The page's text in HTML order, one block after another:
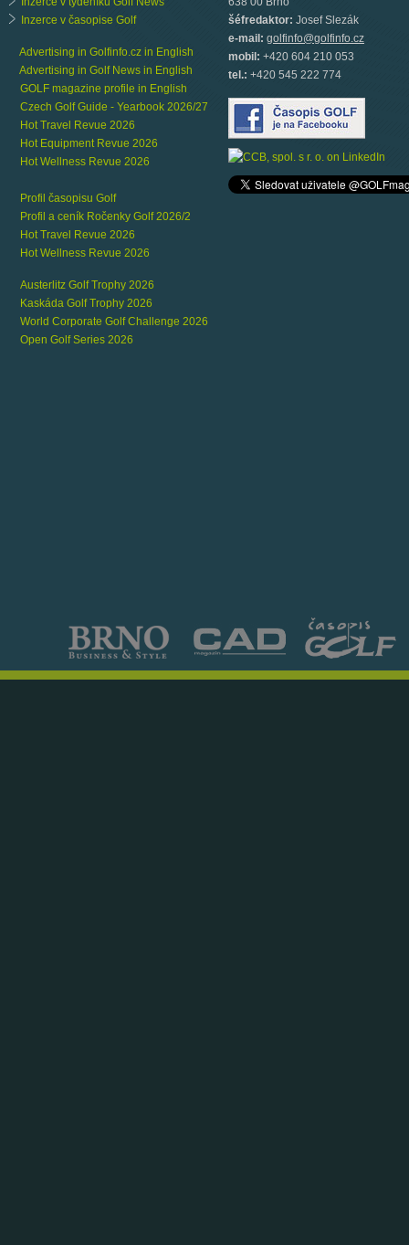
Inzerce v časopise Golf
Advertising in Golfinfo.cz in English
Advertising in Golf News in English
GOLF magazine profile in English
Czech Golf Guide - Yearbook 2026/27
Hot Travel Revue 2026
Hot Equipment Revue 2026
Hot Wellness Revue 2026
Profil časopisu Golf
Profil a ceník Ročenky Golf 2026/2
Hot Travel Revue 2026
Hot Wellness Revue 2026
Austerlitz Golf Trophy 2026
Kaskáda Golf Trophy 2026
World Corporate Golf Challenge 2026
Open Golf Series 2026
šéfredaktor: Josef Slezák
e-mail: golfinfo@golfinfo.cz
mobil: +420 604 210 053
tel.: +420 545 222 774